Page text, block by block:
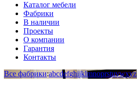
Каталог мебели
Фабрики
В наличии
Проекты
О компании
Гарантия
Контакты
Все фабрики:abcdefghijklmnoprstuvwxyz